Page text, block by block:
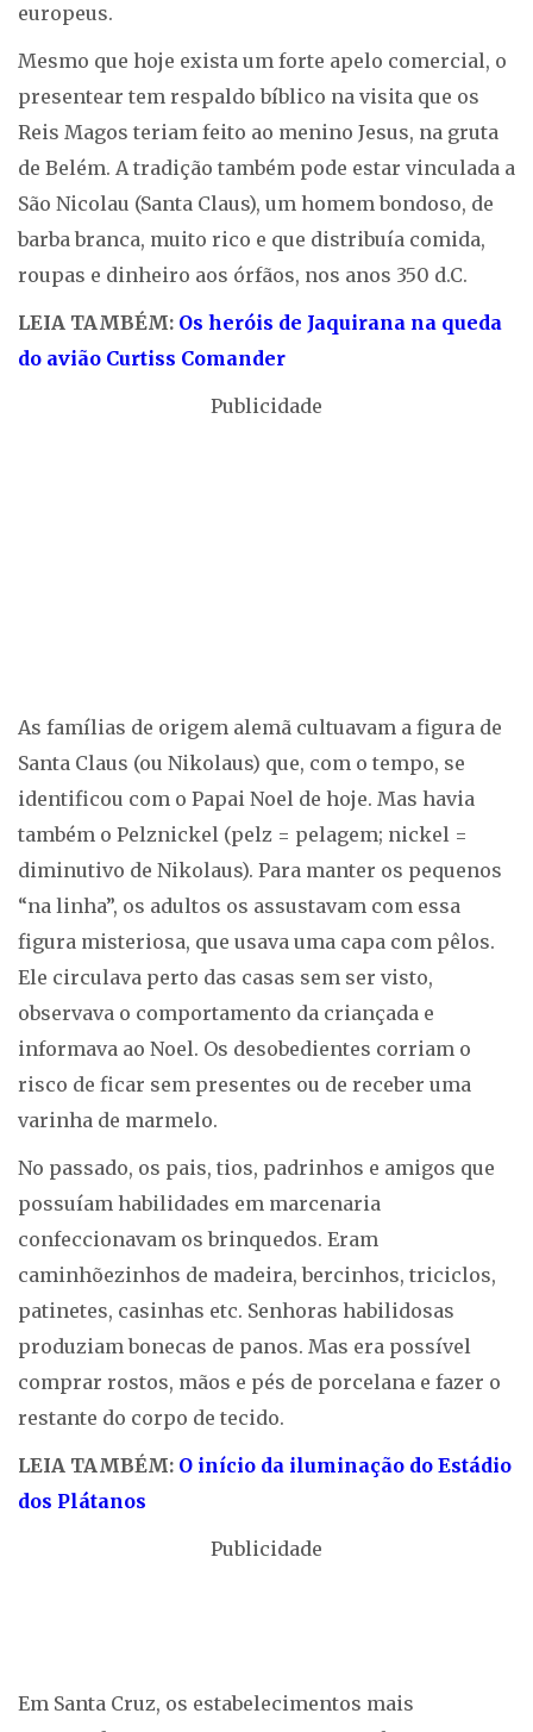
europeus.
Mesmo que hoje exista um forte apelo comercial, o
presentear tem respaldo bíblico na visita que os
Reis Magos teriam feito ao menino Jesus, na gruta
de Belém. A tradição também pode estar vinculada a
São Nicolau (Santa Claus), um homem bondoso, de
barba branca, muito rico e que distribuía comida,
roupas e dinheiro aos órfãos, nos anos 350 d.C.
LEIA TAMBÉM: Os heróis de Jaquirana na queda
do avião Curtiss Comander
Publicidade
As famílias de origem alemã cultuavam a figura de
Santa Claus (ou Nikolaus) que, com o tempo, se
identificou com o Papai Noel de hoje. Mas havia
também o Pelznickel (pelz = pelagem; nickel =
diminutivo de Nikolaus). Para manter os pequenos
“na linha”, os adultos os assustavam com essa
figura misteriosa, que usava uma capa com pêlos.
Ele circulava perto das casas sem ser visto,
observava o comportamento da criançada e
informava ao Noel. Os desobedientes corriam o
risco de ficar sem presentes ou de receber uma
varinha de marmelo.
No passado, os pais, tios, padrinhos e amigos que
possuíam habilidades em marcenaria
confeccionavam os brinquedos. Eram
caminhõezinhos de madeira, bercinhos, triciclos,
patinetes, casinhas etc. Senhoras habilidosas
produziam bonecas de panos. Mas era possível
comprar rostos, mãos e pés de porcelana e fazer o
restante do corpo de tecido.
LEIA TAMBÉM: O início da iluminação do Estádio
dos Plátanos
Publicidade
Em Santa Cruz, os estabelecimentos mais